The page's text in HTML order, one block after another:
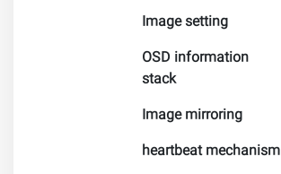
Image setting
OSD information
stack
Image mirroring
heartbeat mechanism